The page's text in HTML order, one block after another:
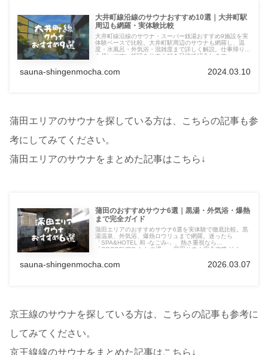
大井町線沿線のサウナおすすめ10選｜大井町駅
周辺も網羅・実体験比較
大井町線沿線のサウナ・スーパー銭湯おすすめ9施設を実
体験ベースで比較。大井町駅周辺のサウナも網羅し、温
度・水風呂・外気浴・混雑度まで詳しく解説。仕事帰りに
も使いやすい施設をサウナ好き目線で紹介します。
sauna-shingenmocha.com 2024.03.10
蒲田エリアのサウナを探している方は、こちらの記事も参
考にしてみてください。
蒲田エリアのサウナをまとめた記事はこちら↓
蒲田のおすすめサウナ6選｜黒湯・外気浴・爆熱
まで完全ガイド
蒲田エリアのおすすめサウナ6選を実体験で徹底比較。黒
湯温泉、外気浴、爆熱ロウリュまで網羅。迷ったら
「SPA&HOTEL 和 -なごみ-」、熱さ重視なら
「COCOFURO たかの湯」。蒲田サウナ完全攻略ガイ
sauna-shingenmocha.com 2026.03.07
京王線のサウナを探している方は、こちらの記事も参考に
してみてください。
京王線線のサウナをまとめた記事はこちら↓